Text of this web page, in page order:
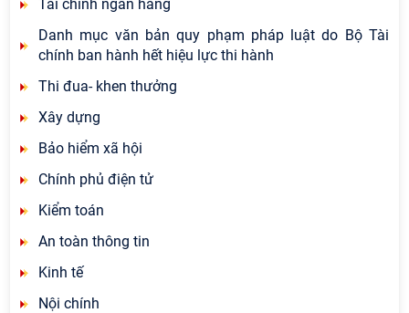
Tài chính ngân hàng
Danh mục văn bản quy phạm pháp luật do Bộ Tài
chính ban hành hết hiệu lực thi hành
Thi đua- khen thưởng
Xây dựng
Bảo hiểm xã hội
Chính phủ điện tử
Kiểm toán
An toàn thông tin
Kinh tế
Nội chính